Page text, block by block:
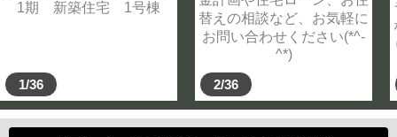
1/36 2/36